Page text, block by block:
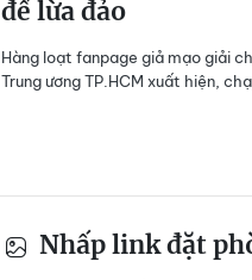
để lừa đảo
Hàng loạt fanpage giả mạo giải
Trung ương TP.HCM xuất hiện,
Nhấp link đặt